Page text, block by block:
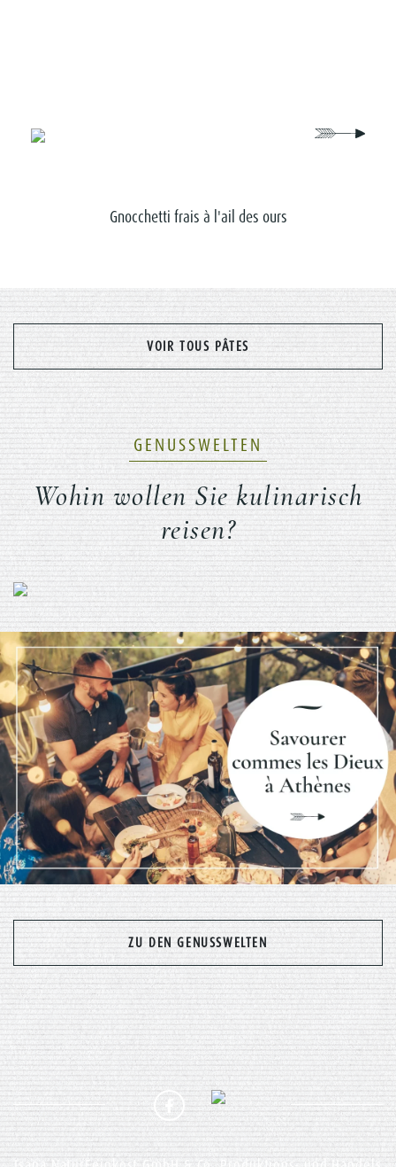
Gnocchetti frais à l'ail des ours
VOIR TOUS PÂTES
GENUSSWELTEN
Wohin wollen Sie kulinarisch
reisen?
Previous Next
ZU DEN GENUSSWELTEN